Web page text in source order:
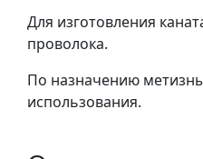
Для изготовления
проволока.
По назначению
использования.